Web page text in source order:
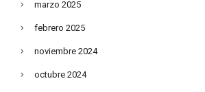
marzo 2025
febrero 2025
noviembre 2024
octubre 2024